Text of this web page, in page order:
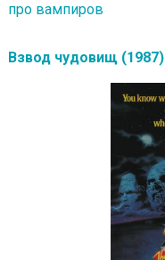
про вампиров
Взвод чудовищ (1987)